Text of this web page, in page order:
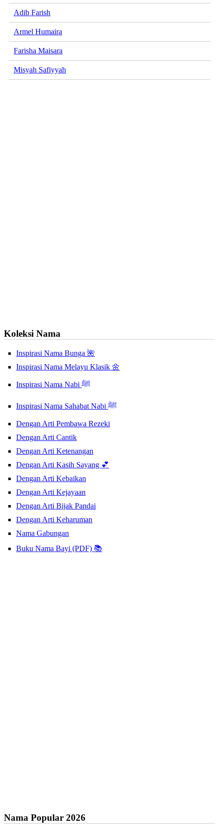
Adib Farish
Armel Humaira
Farisha Maisara
Misyah Safiyyah
Koleksi Nama
Inspirasi Nama Bunga 🌺
Inspirasi Nama Melayu Klasik 🌼
Inspirasi Nama Nabi ﷺ
Inspirasi Nama Sahabat Nabi ﷺ
Dengan Arti Pembawa Rezeki
Dengan Arti Cantik
Dengan Arti Ketenangan
Dengan Arti Kasih Sayang 💕
Dengan Arti Kebaikan
Dengan Arti Kejayaan
Dengan Arti Bijak Pandai
Dengan Arti Keharuman
Nama Gabungan
Buku Nama Bayi (PDF) 📚
Nama Popular 2026